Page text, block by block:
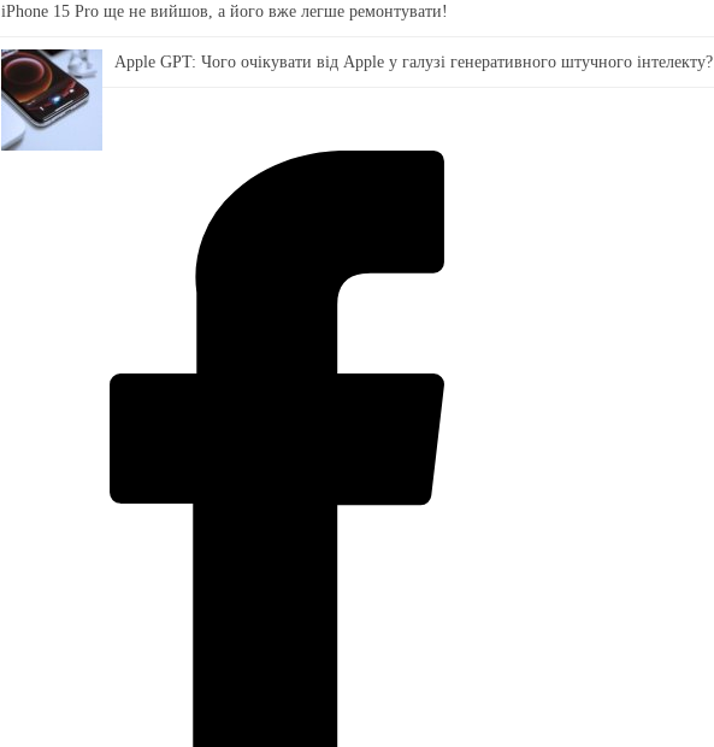
iPhone 15 Pro ще не вийшов, а його вже легше ремонтувати!
Apple GPT: Чого очікувати від Apple у галузі генеративного штучного інтелекту?